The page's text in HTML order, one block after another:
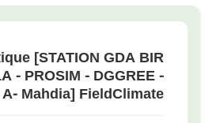
[STATION GDA BIR
- PROSIM - DGGREE -
A- Mahdia] FieldClimate